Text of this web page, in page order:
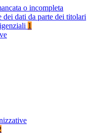
o incompleta
dei dati da parte dei titolari
1